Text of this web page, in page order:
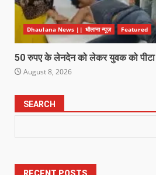
Dhaulana News || धौलाना न्यूज़ Featured
50 रुपए के लेनदेन को लेकर युवक को पीटा
August 8, 2026
SEARCH